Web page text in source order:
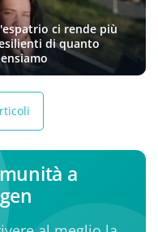
ci rende più
di quanto
a